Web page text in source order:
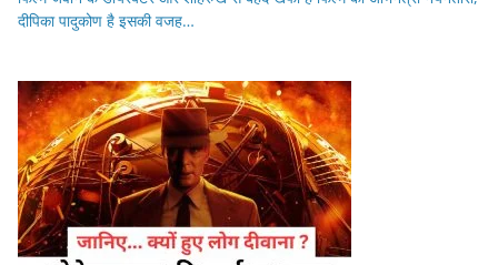
दीपिका पादुकोण है इसकी वजह…